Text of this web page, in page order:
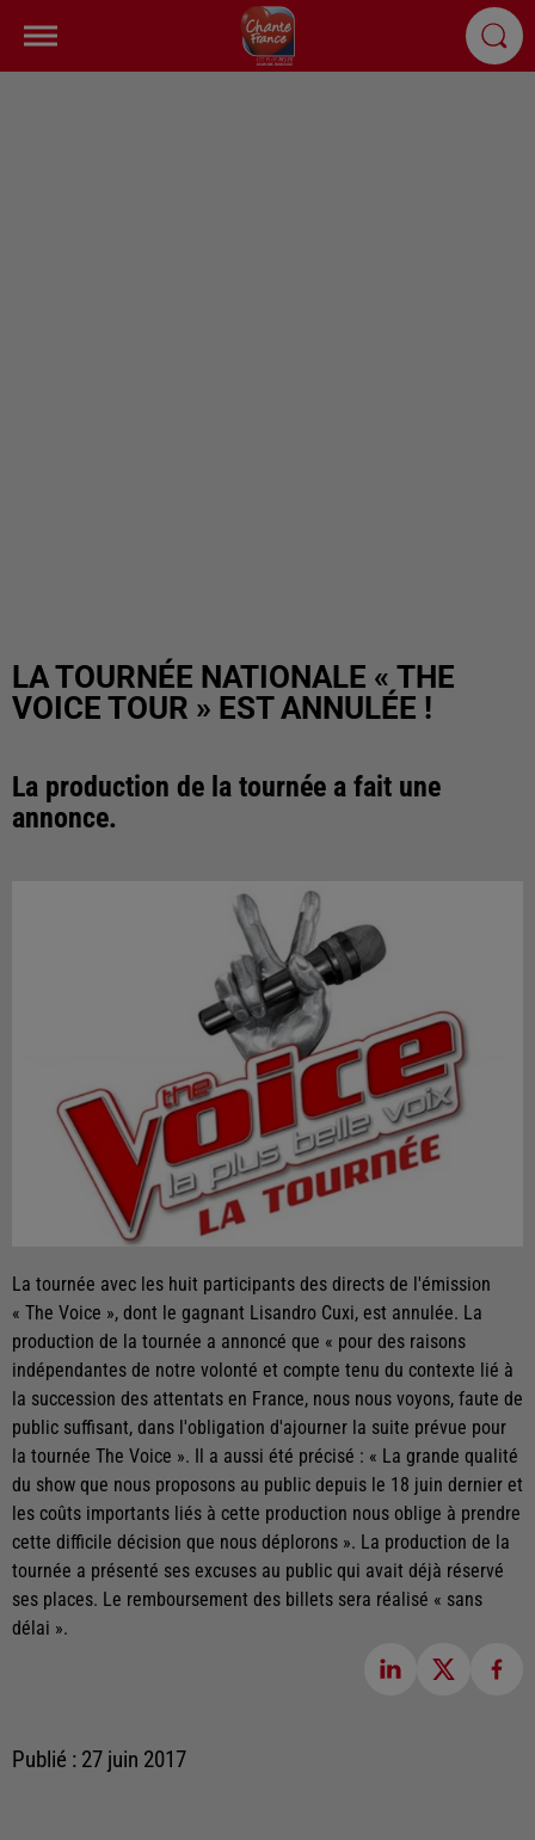
LA TOURNÉE NATIONALE « THE
VOICE TOUR » EST ANNULÉE !
La production de la tournée a fait une
annonce.
La tournée avec les huit participants des directs de l'émission
« The Voice », dont le gagnant Lisandro Cuxi, est annulée. La
production de la tournée a annoncé que « pour des raisons
indépendantes de notre volonté et compte tenu du contexte lié à
la succession des attentats en France, nous nous voyons, faute de
public suffisant, dans l'obligation d'ajourner la suite prévue pour
la tournée The Voice ». Il a aussi été précisé : « La grande qualité
du show que nous proposons au public depuis le 18 juin dernier et
les coûts importants liés à cette production nous oblige à prendre
cette difficile décision que nous déplorons ». La production de la
tournée a présenté ses excuses au public qui avait déjà réservé
ses places. Le remboursement des billets sera réalisé « sans
délai ».
Publié : 27 juin 2017